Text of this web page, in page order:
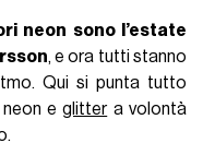
neon sono l’estate
, e ora tutti stanno
Qui si punta tutto
neon eglittera volontà